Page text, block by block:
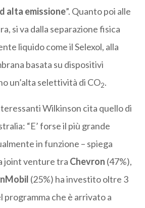
alta emissione”. Quanto poi alle
si va dalla separazione fisica
liquido come il Selexol, alla
basata su dispositivi
un’alta selettività di CO2.
Wilkinson cita quello di
“E’ forse il più grande
in funzione – spiega
joint venture tra Chevron (47%),
(25%) ha investito oltre 3
programma che è arrivato a